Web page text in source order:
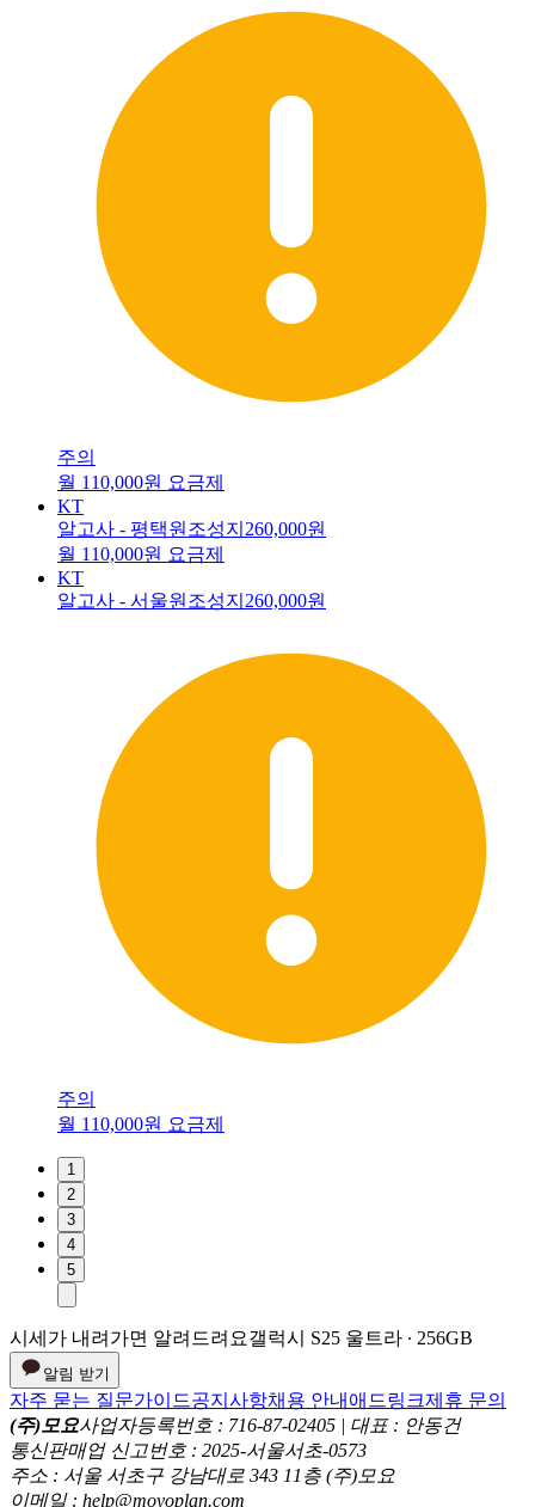
주의
월 110,000원 요금제
KT
알고사 - 평택원조성지 260,000원
월 110,000원 요금제
KT
알고사 - 서울원조성지 260,000원
주의
월 110,000원 요금제
1
2
3
4
5
시세가 내려가면 알려드려요갤럭시 S25 울트라 ∙ 256GB
알림 받기
자주 묻는 질문가이드공지사항채용 안내 애드링크제휴 문의
(주)모요사업자등록번호 : 716-87-02405 | 대표 : 안동건
통신판매업 신고번호 : 2025-서울서초-0573
주소 : 서울 서초구 강남대로 343 11층 (주)모요
이메일 : help@moyoplan.com